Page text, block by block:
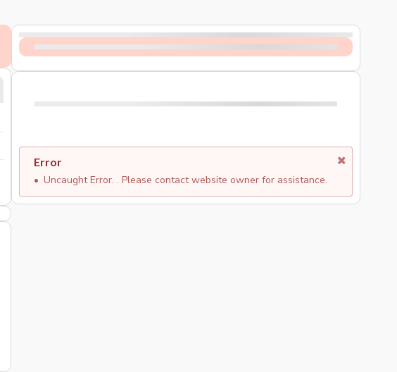
Error
Uncaught Error. . Please contact website owner for assistance.